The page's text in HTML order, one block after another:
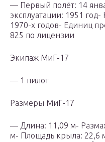
— Первый полёт: 14
эксплуатации: 1951
1970-х годов- Единиц
825 по лицензии
Экипаж МиГ-17
— 1 пилот
Размеры МиГ-17
— Длина: 11,09 м-
м- Площадь крыла: 22,6